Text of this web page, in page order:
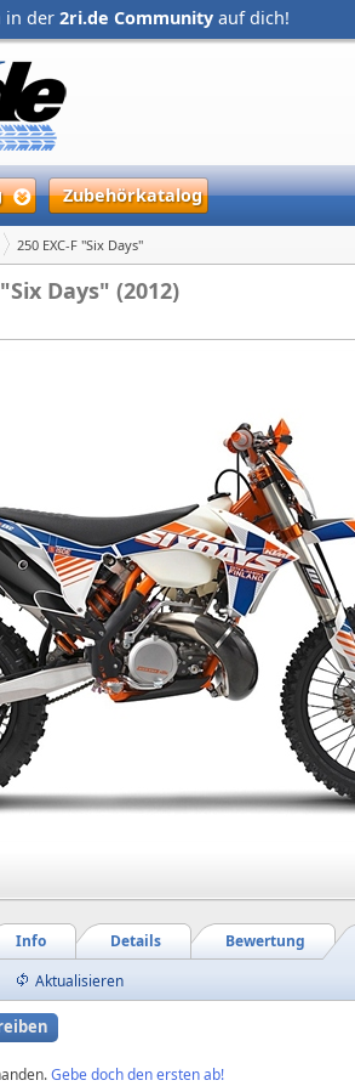
in der 2ri.de Community auf dich!
Zubehörkatalog
250 EXC-F "Six Days"
Days" (2012)
Bewertung
Details
Info
Aktualisieren
Gebe doch den ersten ab!